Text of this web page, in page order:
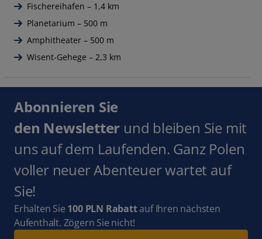
Fischereihafen – 1,4 km
Planetarium – 500 m
Amphitheater – 500 m
Wisent-Gehege – 2,3 km
Abonnieren Sie
den Newsletter und bleiben Sie mit
uns auf dem Laufenden. Ganz Polen
voller neuer Abenteuer wartet auf
Sie!
Erhalten Sie 100 PLN Rabattauf Ihren nächsten
Aufenthalt. Zögern Sie nicht!